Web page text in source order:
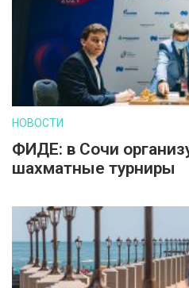
НОВОСТИ
ФИДЕ: в Сочи
шахматные турниры